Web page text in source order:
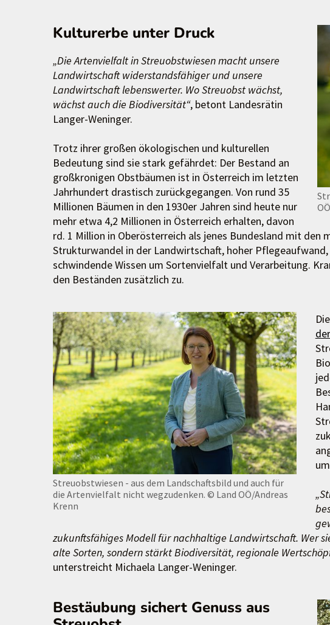
Kulturerbe unter Druck
„Die Artenvielfalt in Streuobstwiesen macht unsere
Landwirtschaft widerstandsfähiger und unsere
Landwirtschaft lebenswerter. Wo Streuobst wächst,
wächst auch die Biodiversität“, betont Landesrätin
Langer-Weninger.
Trotz ihrer großen ökologischen und kulturellen
Bedeutung sind sie stark gefährdet: Der Bestand an
großkronigen Obstbäumen ist in Österreich im letzten
Jahrhundert drastisch zurückgegangen. Von rund 35
Millionen Bäumen in den 1930er Jahren sind heute nur
mehr etwa 4,2 Millionen in Österreich erhalten, davon
rd. 1 Million in Oberösterreich als jenes Bundesland mit den
Strukturwandel in der Landwirtschaft, hoher
schwindende Wissen um Sortenvielfalt und Verarbeitung.
den Beständen zusätzlich zu.
Streuobstwiesen - aus dem Landschaftsbild und auch für
die Artenvielfalt nicht wegzudenken. © Land OÖ/Andreas
Krenn
zukunftsfähiges Modell für nachhaltige Landwirtschaft. Wer
alte Sorten, sondern stärkt Biodiversität, regionale
unterstreicht Michaela Langer-Weninger.
Bestäubung sichert Genuss aus